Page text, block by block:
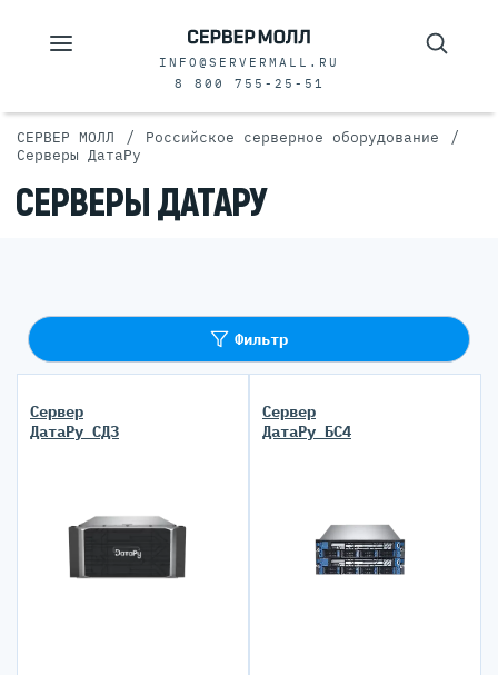
INFO@SERVERMALL.RU
8 800 755-25-51
СЕРВЕР МОЛЛ / Российское серверное оборудование /
Серверы ДатаРу
СЕРВЕРЫ ДАТАРУ
Фильтр
Сервер
ДатаРу СД3
Сервер
ДатаРу БС4